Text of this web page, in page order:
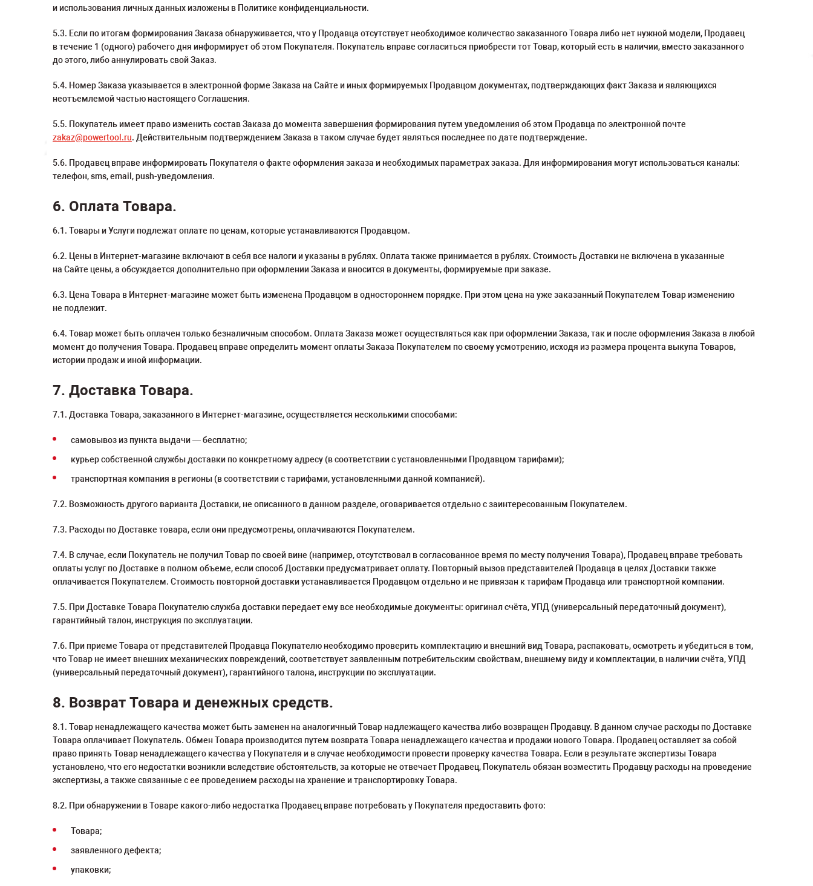
и использования личных данных изложены в Политике конфиденциальности.
5.3. Если по итогам формирования Заказа обнаруживается, что у Продавца отсутствует необходимое количество заказанного Товара либо нет нужной модели, Продавец
в течение 1 (одного) рабочего дня информирует об этом Покупателя. Покупатель вправе согласиться приобрести тот Товар, который есть в наличии, вместо заказанного
до этого, либо аннулировать свой Заказ.
5.4. Номер Заказа указывается в электронной форме Заказа на Сайте и иных формируемых Продавцом документах, подтверждающих факт Заказа и являющихся
неотъемлемой частью настоящего Соглашения.
5.5. Покупатель имеет право изменить состав Заказа до момента завершения формирования путем уведомления об этом Продавца по электронной почте
zakaz@powertool.ru. Действительным подтверждением Заказа в таком случае будет являться последнее по дате подтверждение.
5.6. Продавец вправе информировать Покупателя о факте оформления заказа и необходимых параметрах заказа. Для информирования могут использоваться каналы:
телефон, sms, email, push-уведомления.
6. Оплата Товара.
6.1. Товары и Услуги подлежат оплате по ценам, которые устанавливаются Продавцом.
6.2. Цены в Интернет-магазине включают в себя все налоги и указаны в рублях. Оплата также принимается в рублях. Стоимость Доставки не включена в указанные
на Сайте цены, а обсуждается дополнительно при оформлении Заказа и вносится в документы, формируемые при заказе.
6.3. Цена Товара в Интернет-магазине может быть изменена Продавцом в одностороннем порядке. При этом цена на уже заказанный Покупателем Товар изменению
не подлежит.
6.4. Товар может быть оплачен только безналичным способом. Оплата Заказа может осуществляться как при оформлении Заказа, так и после оформления Заказа в любой
момент до получения Товара. Продавец вправе определить момент оплаты Заказа Покупателем по своему усмотрению, исходя из размера процента выкупа Товаров,
истории продаж и иной информации.
7. Доставка Товара.
7.1. Доставка Товара, заказанного в Интернет-магазине, осуществляется несколькими способами:
самовывоз из пункта выдачи — бесплатно;
курьер собственной службы доставки по конкретному адресу (в соответствии с установленными Продавцом тарифами);
транспортная компания в регионы (в соответствии с тарифами, установленными данной компанией).
7.2. Возможность другого варианта Доставки, не описанного в данном разделе, оговаривается отдельно с заинтересованным Покупателем.
7.3. Расходы по Доставке товара, если они предусмотрены, оплачиваются Покупателем.
7.4. В случае, если Покупатель не получил Товар по своей вине (например, отсутствовал в согласованное время по месту получения Товара), Продавец вправе требовать
оплаты услуг по Доставке в полном объеме, если способ Доставки предусматривает оплату. Повторный вызов представителей Продавца в целях Доставки также
оплачивается Покупателем. Стоимость повторной доставки устанавливается Продавцом отдельно и не привязан к тарифам Продавца или транспортной компании.
7.5. При Доставке Товара Покупателю служба доставки передает ему все необходимые документы: оригинал счёта, УПД (универсальный передаточный документ),
гарантийный талон, инструкция по эксплуатации.
7.6. При приеме Товара от представителей Продавца Покупателю необходимо проверить комплектацию и внешний вид Товара, распаковать, осмотреть и убедиться в том,
что Товар не имеет внешних механических повреждений, соответствует заявленным потребительским свойствам, внешнему виду и комплектации, в наличии счёта, УПД
(универсальный передаточный документ), гарантийного талона, инструкции по эксплуатации.
8. Возврат Товара и денежных средств.
8.1. Товар ненадлежащего качества может быть заменен на аналогичный Товар надлежащего качества либо возвращен Продавцу. В данном случае расходы по Доставке
Товара оплачивает Покупатель. Обмен Товара производится путем возврата Товара ненадлежащего качества и продажи нового Товара. Продавец оставляет за собой
право принять Товар ненадлежащего качества у Покупателя и в случае необходимости провести проверку качества Товара. Если в результате экспертизы Товара
установлено, что его недостатки возникли вследствие обстоятельств, за которые не отвечает Продавец, Покупатель обязан возместить Продавцу расходы на проведение
экспертизы, а также связанные с ее проведением расходы на хранение и транспортировку Товара.
8.2. При обнаружении в Товаре какого-либо недостатка Продавец вправе потребовать у Покупателя предоставить фото:
Товара;
заявленного дефекта;
упаковки;